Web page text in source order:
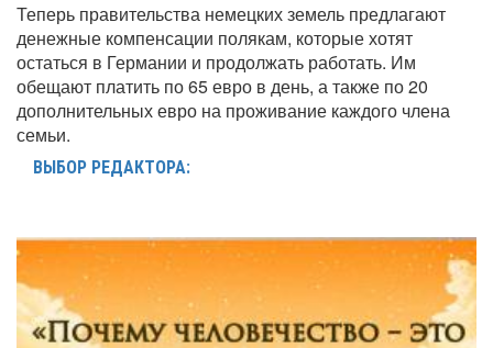
Теперь правительства немецких земель предлагают
денежные компенсации полякам, которые хотят
остаться в Германии и продолжать работать. Им
обещают платить по 65 евро в день, а также по 20
дополнительных евро на проживание каждого члена
семьи.
ВЫБОР РЕДАКТОРА: